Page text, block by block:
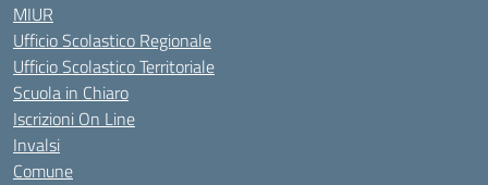
MIUR
Ufficio Scolastico Regionale
Ufficio Scolastico Territoriale
Scuola in Chiaro
Iscrizioni On Line
Invalsi
Comune